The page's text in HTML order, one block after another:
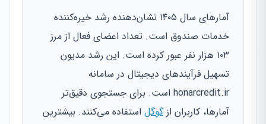
آمارهای سال ۱۴۰۵ نشان‌دهنده رشد خیره‌کننده
خدمات صندوق است. تعداد اعضای فعال از مرز
۱۰۳ هزار نفر عبور کرده است. این رشد مدیون
تسهیل فرآیندهای دیجیتال در سامانه
honarcredit.ir است. برای جستجوی دقیق‌تر
آمارها، کاربران ازگوگل استفاده می‌کنند. بیشترین